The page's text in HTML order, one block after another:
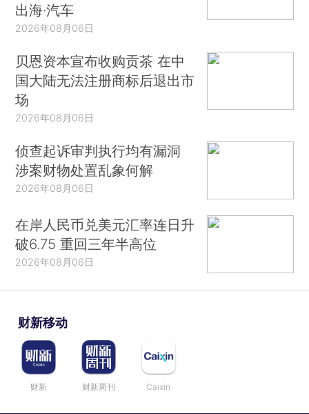
出海·汽车
2026年08月06日
贝恩资本宣布收购贡茶 在中
国大陆无法注册商标后退出市
场
2026年08月06日
侦查起诉审判执行均有漏洞
涉案财物处置乱象何解
2026年08月06日
在岸人民币兑美元汇率连日升
破6.75 重回三年半高位
2026年08月06日
财新移动
财新 财新周刊 Caixin